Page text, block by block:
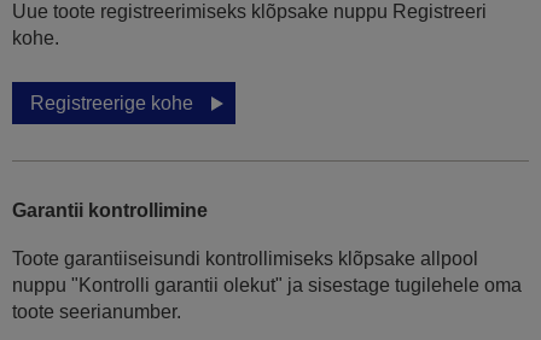
Uue toote registreerimiseks klõpsake nuppu Registreeri
kohe.
Registreerige kohe
Garantii kontrollimine
Toote garantiiseisundi kontrollimiseks klõpsake allpool
nuppu "Kontrolli garantii olekut" ja sisestage tugilehele oma
toote seerianumber.